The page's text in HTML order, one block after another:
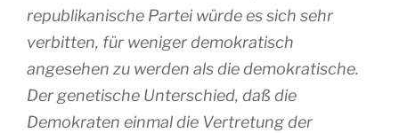
republikanische Partei würde es sich sehr
verbitten, für weniger demokratisch
angesehen zu werden als die demokratische.
Der genetische Unterschied, daß die
Demokraten einmal die Vertretung der